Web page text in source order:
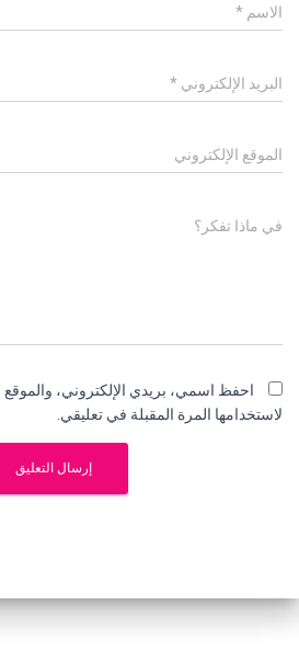
الاسم *
البريد الإلكتروني *
الموقع الإلكتروني
في ماذا تفكر؟
احفظ اسمي، بريدي الإلكتروني، والموقع
لاستخدامها المرة المقبلة في تعليقي.